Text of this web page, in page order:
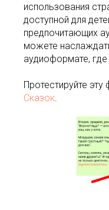
использования
доступной для
предпочитающих
можете
аудиоформате,
Протестируйте
Сказок.